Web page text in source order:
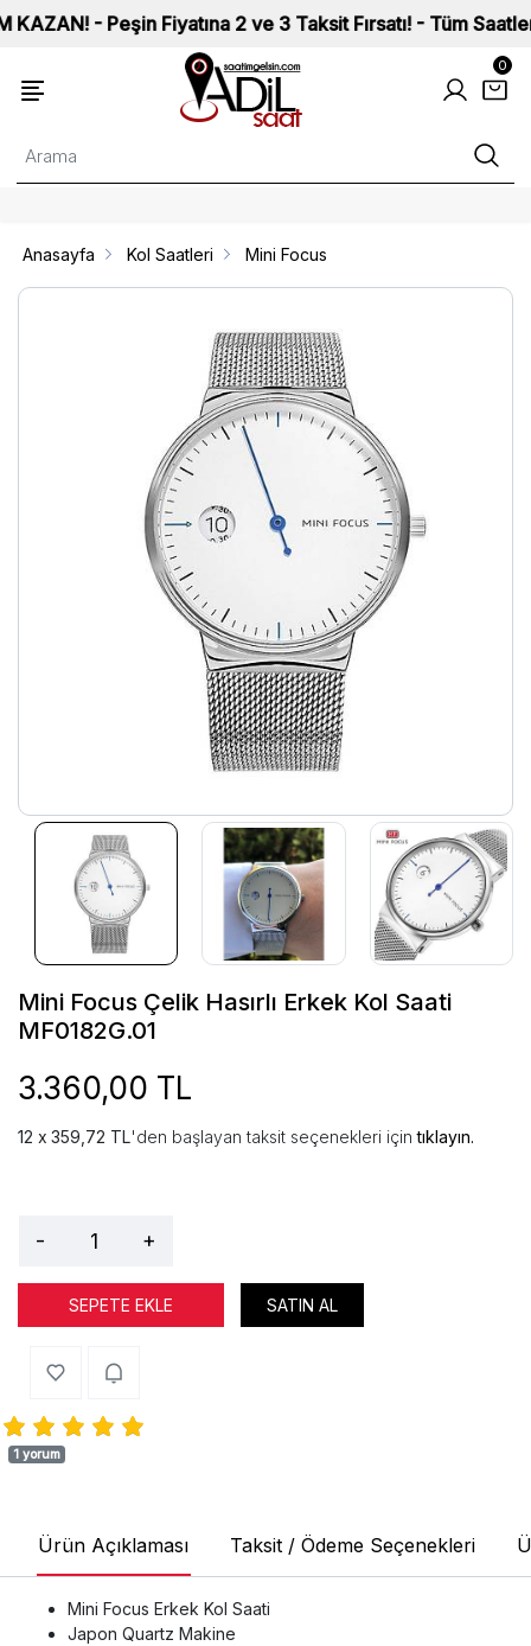
- Peşin Fiyatına 2 ve 3 Taksit Fırsatı! - Tüm
0
Anasayfa Kol Saatleri Mini Focus
Mini Focus Çelik Hasırlı Erkek Kol Saati
MF0182G.01
3.360,00 TL
359,72 TL'den başlayan taksit seçenekleri içintıklayın.
- +
SEPETE EKLE SATIN AL
1 yorum
Ürün Açıklaması Taksit / Ödeme Seçenekleri
Mini Focus Erkek Kol Saati
Japon Quartz Makine